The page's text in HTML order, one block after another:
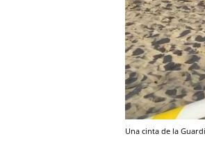
Una cinta de la